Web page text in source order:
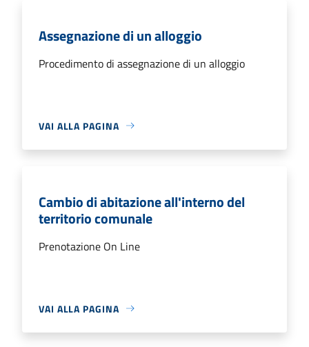
Assegnazione di un alloggio
Procedimento di assegnazione di un alloggio
VAI ALLA PAGINA
Cambio di abitazione all'interno del
territorio comunale
Prenotazione On Line
VAI ALLA PAGINA